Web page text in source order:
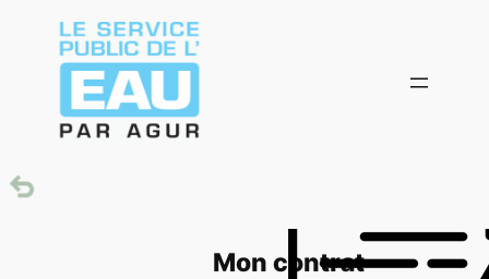
contenu
Mon contrat